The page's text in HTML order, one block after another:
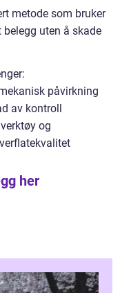
metode som bruker
uten å skade
påvirkning
av kontroll
og
her